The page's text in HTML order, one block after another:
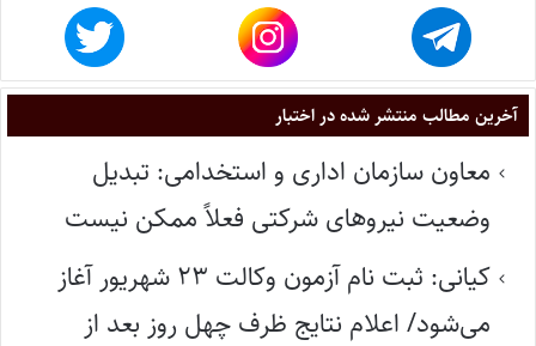
آخرین مطالب منتشر شده در اختبار
معاون سازمان اداری و استخدامی: تبدیل
وضعیت نیروهای شرکتی فعلاً ممکن نیست
کیانی: ثبت نام آزمون وکالت ۲۳ شهریور آغاز
می‌شود/ اعلام نتایج ظرف چهل روز بعد از